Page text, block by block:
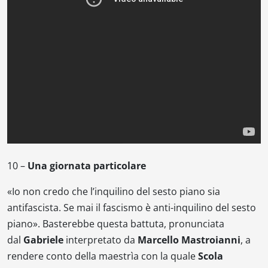
10 – Una giornata particolare
«Io non credo che l’inquilino del sesto piano sia
antifascista. Se mai il fascismo è anti-inquilino del sesto
piano». Basterebbe questa battuta, pronunciata
dal Gabriele interpretato da Marcello Mastroianni, a
rendere conto della maestrìa con la qualeScola